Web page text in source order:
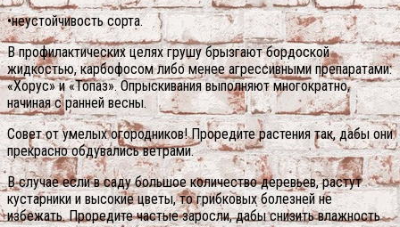
•неустойчивость сорта.
В профилактических целях грушу брызгают бордоской
жидкостью, карбофосом либо менее агрессивными препаратами:
«Хорус» и «Топаз». Опрыскивания выполняют многократно,
начиная с ранней весны.
Совет от умелых огородников! Проредите растения так, дабы они
прекрасно обдувались ветрами.
В случае если в саду большое количество деревьев, растут
кустарники и высокие цветы, то грибковых болезней не
избежать. Проредите частые заросли, дабы снизить влажность